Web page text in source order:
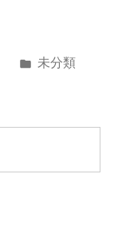
カ
リ
未分類